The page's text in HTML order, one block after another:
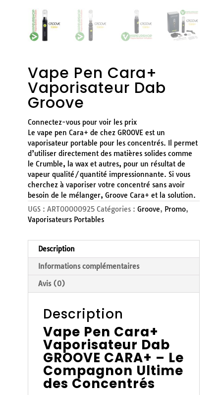
Vape Pen Cara+
Vaporisateur Dab
Groove
Connectez-vous pour voir les prix
Le vape pen Cara+ de chez GROOVE est un
vaporisateur portable pour les concentrés. Il permet
d’utiliser directement des matières solides comme
le Crumble, la wax et autres, pour un résultat de
vapeur qualité/quantité impressionnante. Si vous
cherchez à vaporiser votre concentré sans avoir
besoin de le mélanger, Groove Cara+ et la solution.
UGS : ART00000925 Catégories : Groove, Promo,
Vaporisateurs Portables
Description
Informations complémentaires
Avis (0)
Description
Vape Pen Cara+
Vaporisateur Dab
GROOVE CARA+ – Le
Compagnon Ultime
des Concentrés